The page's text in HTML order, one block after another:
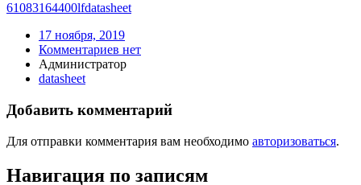
61083164400lfdatasheet
17 ноября, 2019
Комментариев нет
Администратор
datasheet
Добавить комментарий
Для отправки комментария вам необходимо авторизоваться.
Навигация по записям